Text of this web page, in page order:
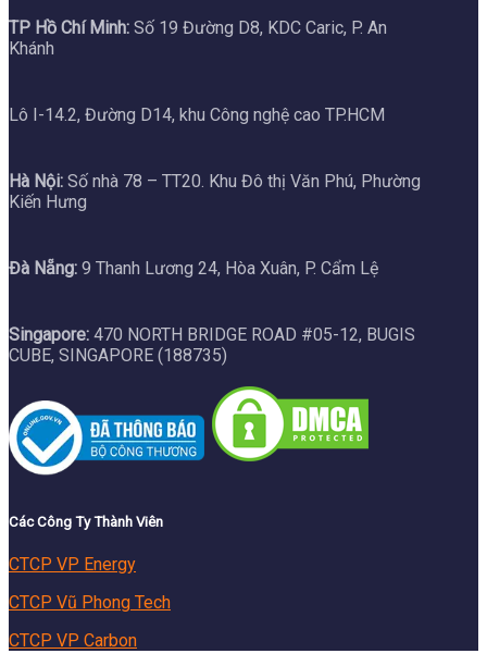
TP Hồ Chí Minh: Số 19 Đường D8, KDC Caric, P. An
Khánh
Lô I-14.2, Đường D14, khu Công nghệ cao TP.HCM
Hà Nội: Số nhà 78 – TT20. Khu Đô thị Văn Phú, Phường
Kiến Hưng
Đà Nẵng: 9 Thanh Lương 24, Hòa Xuân, P. Cẩm Lệ
Singapore: 470 NORTH BRIDGE ROAD #05-12, BUGIS
CUBE, SINGAPORE (188735)
Các Công Ty Thành Viên
CTCP VP Energy
CTCP Vũ Phong Tech
CTCP VP Carbon